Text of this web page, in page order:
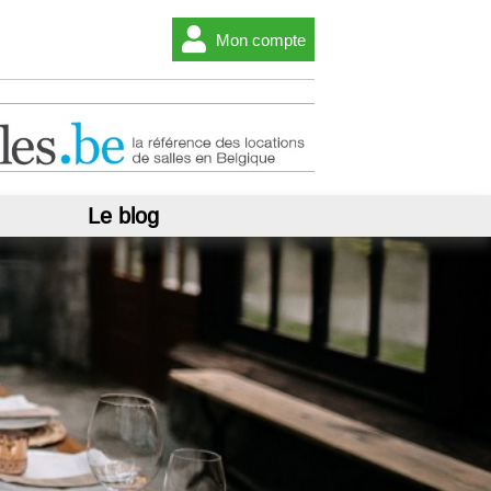
Mon compte
Le blog